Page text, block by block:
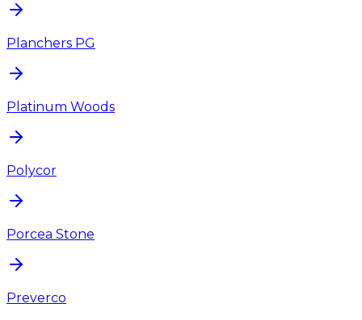
Planchers PG
Platinum Woods
Polycor
Porcea Stone
Preverco